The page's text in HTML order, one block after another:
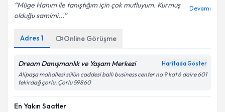
Müge Hanım ile tanıştığım için çok mutluyum. Kurmuş
olduğu samimi...
Devamı
Adres 1 Online Görüşme
Dream Danışmanlık ve Yaşam Merkezi Haritada Göster
Alipaşa mahallesi sülün caddesi ballı business center no 9 kat 6 daire 601
tekirdağ çorlu, Çorlu 59860
En Yakın Saatler